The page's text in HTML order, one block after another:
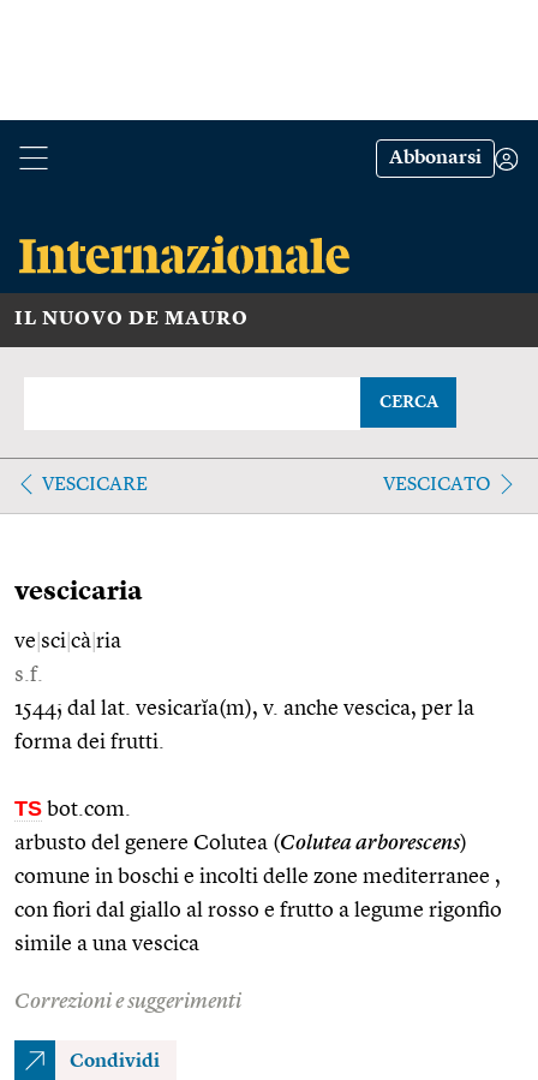
Abbonarsi
IL NUOVO DE MAURO
CERCA
VESCICARE VESCICATO
vescicaria
ve sci cà ria
s.f.
1544; dal lat. vesicarĭa(m), v. anche vescica, per la
forma dei frutti.
TS bot.com.
arbusto del genere Colutea (Colutea arborescens)
comune in boschi e incolti delle zone mediterranee ,
con fiori dal giallo al rosso e frutto a legume rigonfio
simile a una vescica
Correzioni e suggerimenti
Condividi